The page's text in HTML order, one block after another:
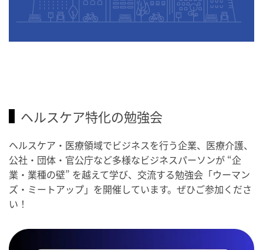
ヘルスケア特化の勉強会
ヘルスケア・医療領域でビジネスを行う企業、医療介護、
公社・団体・官公庁など多様なビジネスパーソンが “企
業・業種の壁” を越えて学び、交流する勉強会「ウーマン
ズ・ミートアップ」を開催しています。ぜひご参加くださ
い！